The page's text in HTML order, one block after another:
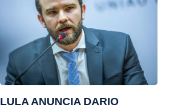
LULA ANUNCIA DARIO